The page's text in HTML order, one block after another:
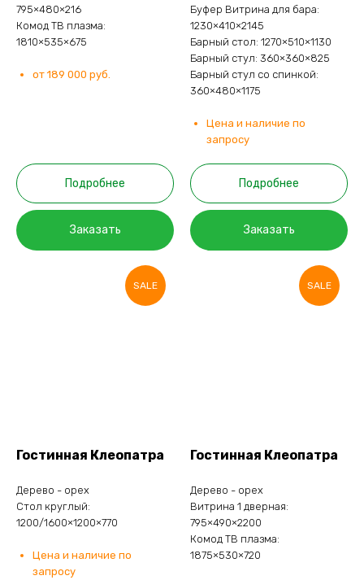
795×480×216
Комод ТВ плазма:
1810×535×675
от 189 000 руб.
Подробнее
Заказать
Буфер Витрина для бара:
1230×410×2145
Барный стол: 1270×510×1130
Барный стул: 360×360×825
Барный стул со спинкой:
360×480×1175
Цена и наличие по
запросу
Подробнее
Заказать
SALE
Гостинная Клеопатра
Дерево - орех
Стол круглый:
1200/1600×1200×770
Цена и наличие по
запросу
SALE
Гостинная Клеопатра
Дерево - орех
Витрина 1 дверная:
795×490×2200
Комод ТВ плазма:
1875×530×720